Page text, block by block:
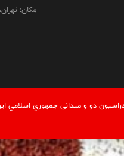
مکان:
دو و میدانی جمهوري اسلامي